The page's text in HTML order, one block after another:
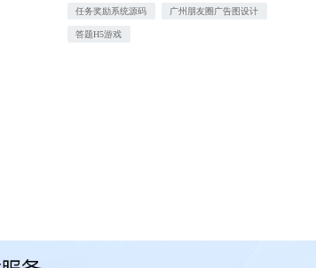
任务奖励系统源码 广州朋友圈广告图设计
答题H5游戏